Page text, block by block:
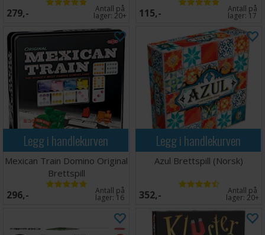
279,- Antall på
lager: 20+ 115,- Antall på
lager: 17
Legg i handlekurven
Mexican Train Domino Original
Brettspill
296,- Antall på
lager: 16
Legg i handlekurven
Azul Brettspill (Norsk)
352,- Antall på
lager: 20+